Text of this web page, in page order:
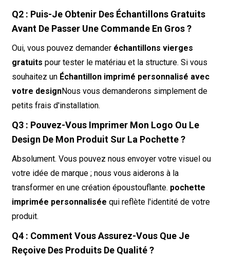
Q2 : Puis-Je Obtenir Des Échantillons Gratuits
Avant De Passer Une Commande En Gros ?
Oui, vous pouvez demander échantillons vierges
gratuits pour tester le matériau et la structure. Si vous
souhaitez un Échantillon imprimé personnalisé avec
votre designNous vous demanderons simplement de
petits frais d'installation.
Q3 : Pouvez-Vous Imprimer Mon Logo Ou Le
Design De Mon Produit Sur La Pochette ?
Absolument. Vous pouvez nous envoyer votre visuel ou
votre idée de marque ; nous vous aiderons à la
transformer en une création époustouflante. pochette
imprimée personnalisée qui reflète l'identité de votre
produit.
Q4 : Comment Vous Assurez-Vous Que Je
Reçoive Des Produits De Qualité ?